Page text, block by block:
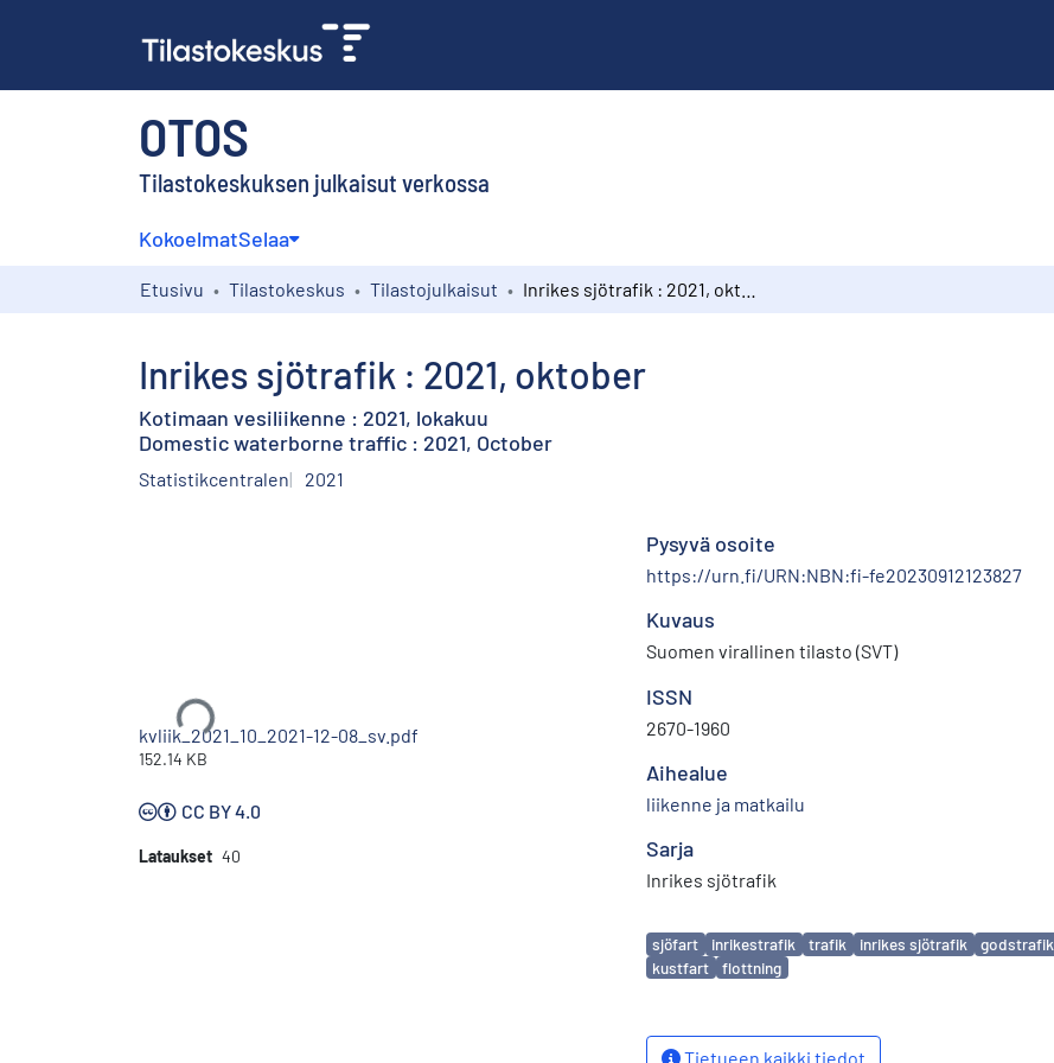
OTOS
Tilastokeskuksen julkaisut verkossa
KokoelmatSelaa
Etusivu Tilastokeskus Tilastojulkaisut
Inrikes sjötrafik : 2021, oktober
Kotimaan vesiliikenne : 2021, lokakuu
Domestic waterborne traffic : 2021, October
Statistikcentralen 2021
Ladataan...
kvliik_2021_10_2021-12-08_sv.pdf
152.14 KB
CC BY 4.0
Lataukset 40
Pysyvä osoite
https://urn.fi/URN:NBN:fi-fe20230912123827
Kuvaus
Suomen virallinen tilasto (SVT)
ISSN
2670-1960
Aihealue
liikenne ja matkailu
Sarja
Inrikes sjötrafik
Avainsanat
sjöfart inrikestrafik trafik inrikes sjötrafik godstrafik
kustfart
flottning
Tietueen kaikki tiedot